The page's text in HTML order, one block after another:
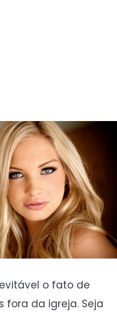
o fato de
fora da igreja. Seja